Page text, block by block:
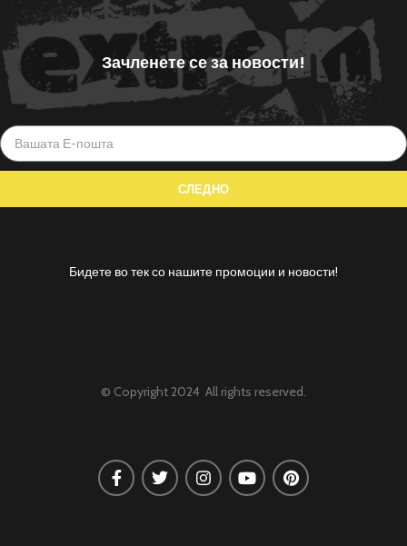
Зачленете се за новости!
Бидете во тек со нашите промоции и новости!
© Copyright 2024 All rights reserved.